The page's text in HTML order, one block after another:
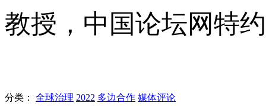
教授，中国论坛网特
分类： 全球治理 2022 多边合作 媒体评论